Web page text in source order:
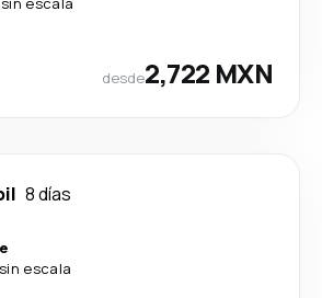
desde2,722 MXN
8 días
sin escala